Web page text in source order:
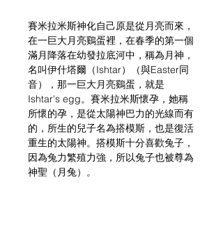
賽米拉米斯神化自己原是從月亮而來，
在一巨大月亮鷄蛋裡，在春季的第一個
滿月降落在幼發拉底河中，稱為月神，
名叫伊什塔爾（Ishtar）（與Easter同
音），那一巨大月亮鷄蛋，就是
Ishtar's egg。賽米拉米斯懷孕，她稱
所懷的孕，是從太陽神巴力的光線而有
的，所生的兒子名為搭模斯，也是復活
重生的太陽神。搭模斯十分喜歡兔子，
因為兔力繁殖力強，所以兔子也被尊為
神聖（月兔）。